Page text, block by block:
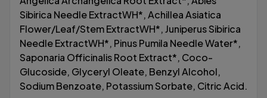
Sibirica Needle ExtractWH*, Achillea Asiatica
Flower/Leaf/Stem ExtractWH*, Juniperus Sibirica
Needle ExtractWH*, Pinus Pumila Needle Water*,
Saponaria Officinalis Root Extract*, Coco-
Glucoside, Glyceryl Oleate, Benzyl Alcohol,
Sodium Benzoate, Potassium Sorbate, Citric Acid.